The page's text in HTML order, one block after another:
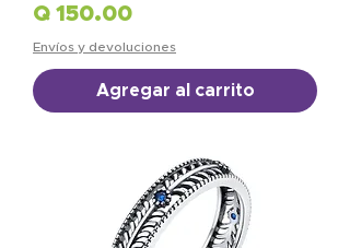
Precio
Q 150.00
Envíos y devoluciones
Agregar al carrito